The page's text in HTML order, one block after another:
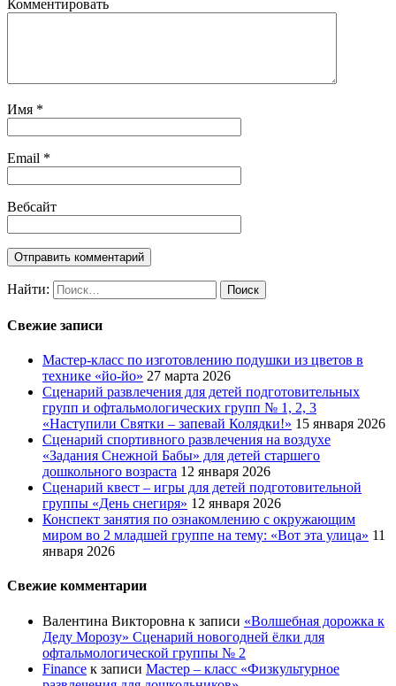
Комментировать
Имя *
Email *
Вебсайт
Найти:
Свежие записи
Мастер-класс по изготовлению подушки из цветов в
технике «йо-йо» 27 марта 2026
Сценарий развлечения для детей подготовительных
групп и офтальмологических групп № 1, 2, 3
«Наступили Святки – запевай Колядки!» 15 января 2026
Сценарий спортивного развлечения на воздухе
«Задания Снежной Бабы» для детей старшего
дошкольного возраста 12 января 2026
Сценарий квест – игры для детей подготовительной
группы «День снегиря» 12 января 2026
Конспект занятия по ознакомлению с окружающим
миром во 2 младшей группе на тему: «Вот эта улица» 11
января 2026
Свежие комментарии
Валентина Викторовна к записи «Волшебная дорожка к
Деду Морозу» Сценарий новогодней ёлки для
офтальмологической группы № 2
Finance к записи Мастер – класс «Физкультурное